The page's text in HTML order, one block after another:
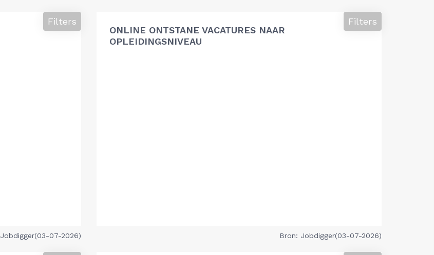
Filters
07-2026)
ONLINE ONTSTANE VACATURES NAAR
OPLEIDINGSNIVEAU
Filters
Bron: Jobdigger(03-07-2026)